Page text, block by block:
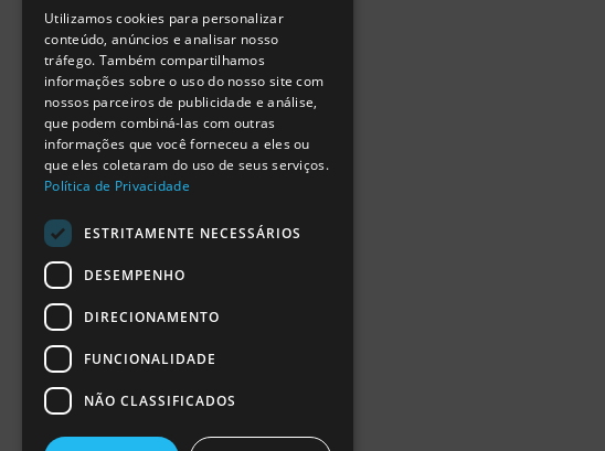
Escola Ciência Viva
Contactar
Relatório Anual RCN 2024
Relatório Intercalar RCN 2025
ENGLISH
SPANISH
Utilizamos cookies para personalizar
conteúdo, anúncios e analisar nosso
tráfego. Também compartilhamos
informações sobre o uso do nosso site com
nossos parceiros de publicidade e análise,
que podem combiná-las com outras
informações que você forneceu a eles ou
que eles coletaram do uso de seus serviços.
Política de Privacidade
ESTRITAMENTE NECESSÁRIOS
DESEMPENHO
DIRECIONAMENTO
FUNCIONALIDADE
NÃO CLASSIFICADOS